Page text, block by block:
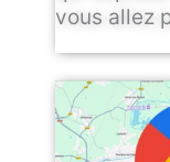
vous allez